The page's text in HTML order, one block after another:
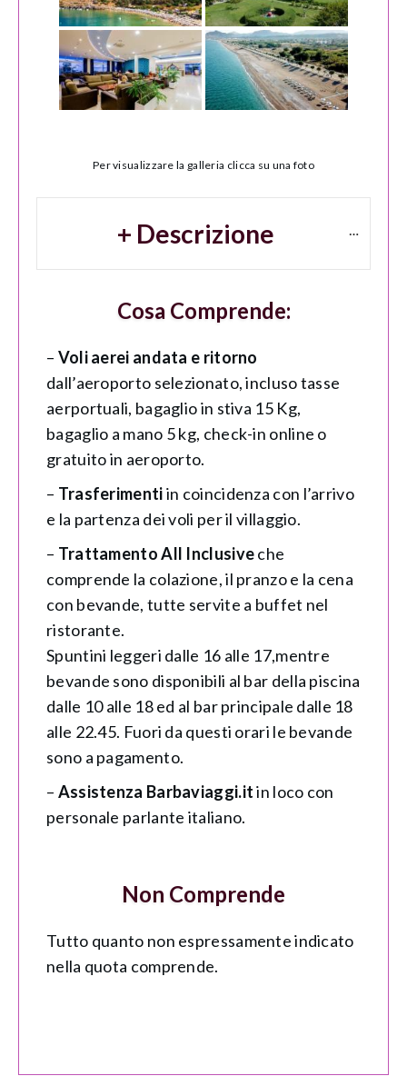
Per visualizzare la galleria clicca su una foto
+ Descrizione
Cosa Comprende:
– Voli aerei andata e ritorno
dall’aeroporto selezionato, incluso tasse
aerportuali, bagaglio in stiva 15 Kg,
bagaglio a mano 5 kg, check-in online o
gratuito in aeroporto.
– Trasferimentiin coincidenza con l’arrivo
e la partenza dei voli per il villaggio.
– Trattamento All Inclusiveche
comprende la colazione, il pranzo e la cena
con bevande, tutte servite a buffet nel
ristorante.
Spuntini leggeri dalle 16 alle 17,mentre
bevande sono disponibili al bar della piscina
dalle 10 alle 18 ed al bar principale dalle 18
alle 22.45. Fuori da questi orari le bevande
sono a pagamento.
– Assistenza Barbaviaggi.itin loco con
personale parlante italiano.
Non Comprende
Tutto quanto non espressamente indicato
nella quota comprende.